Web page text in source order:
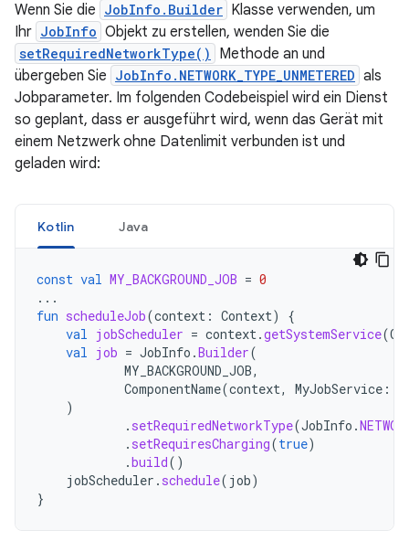
Wenn Sie die JobInfo.Builder Klasse verwenden, um
Ihr JobInfo Objekt zu erstellen, wenden Sie die
setRequiredNetworkType()
Methode an und
übergeben Sie JobInfo.NETWORK_TYPE_UNMETERED als
Jobparameter. Im folgenden Codebeispiel wird ein Dienst
so geplant, dass er ausgeführt wird, wenn das Gerät mit
einem Netzwerk ohne Datenlimit verbunden ist und
geladen wird:
Kotlin Java
const val MY_BACKGROUND_JOB = 0
...
fun scheduleJob(context : Context)
{
val jobScheduler = context.getSystemService(
val job = JobInfo .Builder(
MY_BACKGROUND_JOB,
ComponentName(context, MyJobService ::
)
. setRequiredNetworkType(JobInfo .
. setRequiresCharging(true)
.build()
jobScheduler . schedule( job)
}